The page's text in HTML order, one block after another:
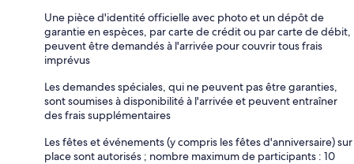
Une pièce d'identité officielle avec photo et un dépôt de
garantie en espèces, par carte de crédit ou par carte de débit,
peuvent être demandés à l'arrivée pour couvrir tous frais
imprévus
Les demandes spéciales, qui ne peuvent pas être garanties,
sont soumises à disponibilité à l'arrivée et peuvent entraîner
des frais supplémentaires
Les fêtes et événements (y compris les fêtes d'anniversaire) sur
place sont autorisés ; nombre maximum de participants : 10